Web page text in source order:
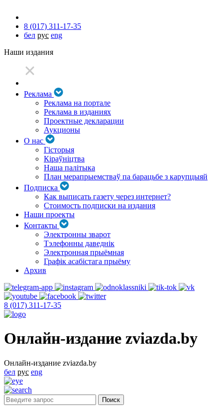
8 (017) 311-17-35
бел рус eng
Наши издания
Реклама
Реклама на портале
Реклама в изданиях
Проектные декларации
Аукционы
О нас
Гісторыя
Кіраўніцтва
Наша палітыка
План мерапрыемстваў па барацьбе з карупцыяй
Подписка
Как выписать газету через интернет?
Стоимость подписки на издания
Наши проекты
Контакты
Электронны зварот
Тэлефонны даведнік
Электронная прыёмная
Графік асабістага прыёму
Архив
8 (017) 311-17-35
Онлайн-издание zviazda.by
Онлайн-издание zviazda.by
бел рус eng